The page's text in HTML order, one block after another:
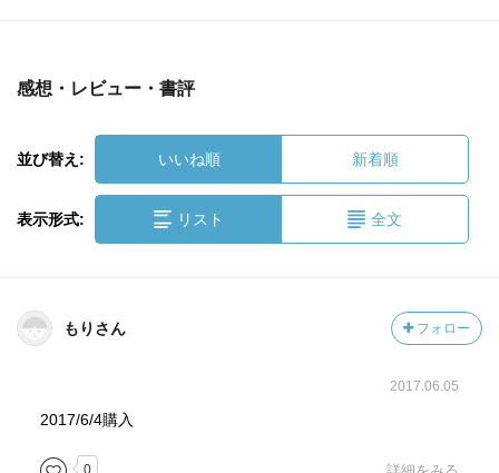
感想・レビュー・書評
並び替え: いいね順 新着順
表示形式: リスト 全文
もりさん フォロー
2017.06.05
2017/6/4購入
0